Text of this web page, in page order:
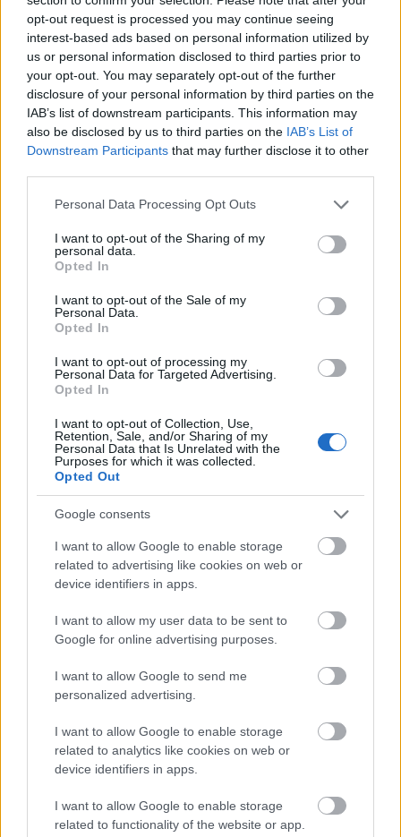
opt-out request is processed you may continue seeing
interest-based ads based on personal information utilized by
us or personal information disclosed to third parties prior to
your opt-out. You may separately opt-out of the further
disclosure of your personal information by third parties on the
IAB’s list of downstream participants. This information may
also be disclosed by us to third parties on the IAB’s List of
Downstream Participants that may further disclose it to other
Please note that this website/app uses one or more Google
not limited to your visit or usage behaviour. You may click to
grant or deny consent to Google and its third-party tags to
use your data for below specified purposes in below Google
consent section.
Personal Data Processing Opt Outs
I want to opt-out of the Sharing of my
personal data.
Opted In
I want to opt-out of the Sale of my
Personal Data.
Opted In
I want to opt-out of processing my
Personal Data for Targeted Advertising.
Opted In
I want to opt-out of Collection, Use,
Retention, Sale, and/or Sharing of my
Personal Data that Is Unrelated with the
Purposes for which it was collected.
Opted Out
Google consents
I want to allow Google to enable storage
related to advertising like cookies on web or
device identifiers in apps.
I want to allow my user data to be sent to
Google for online advertising purposes.
I want to allow Google to send me
personalized advertising.
I want to allow Google to enable storage
related to analytics like cookies on web or
device identifiers in apps.
I want to allow Google to enable storage
related to functionality of the website or app.
A november 27-i lemezbemutató koncert
vendége az SG5 néven is ismert Subicz Gábor
Quintet. A szakmai berkekben már most
Fekete-Kovács Kornél méltó utódjának
kikiáltott trombitás-zenekarvezető az mr3
Bartók jazztrombitaverseny 3. helyezettje,
különdíjasa és közönségdíjasa, a Pannonia
Allstars Ska Orchestra oszlopa és fúvós
szólamainak hangszerelője. Idén nyáron
koszos jazz-funkot játszik, de bátran nyúl
bármilyen területre, a jelenlegi
drum and bass-t, hiphopot és nujazzt.
Zene Harcsa Veronika
AZ EMBERSÉG ÜNNEPE